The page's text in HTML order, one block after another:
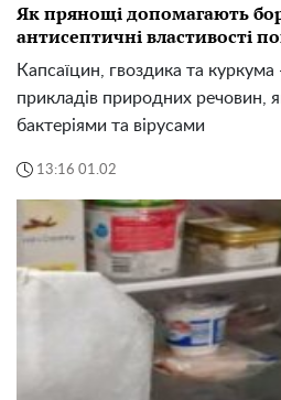
Як прянощі допомагають
антисептичні властивості
Капсаїцин, гвоздика та
прикладів природних речовин,
бактеріями та вірусами
13:16 01.02